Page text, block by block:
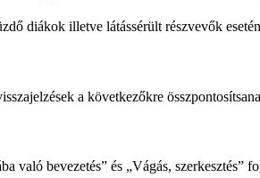
diákok illetve látássérült részvevők
a következőkre
való bevezetés” és „Vágás, szerkesztés”